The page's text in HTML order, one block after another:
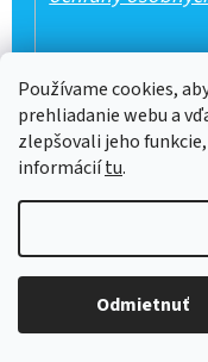
Používame cookies,
prehliadanie webu a
zlepšovali jeho
informáciítu.
Odmietnuť
PRIHLÁSIŤ SA
Z
Á
P
Ä
Copyright 2026